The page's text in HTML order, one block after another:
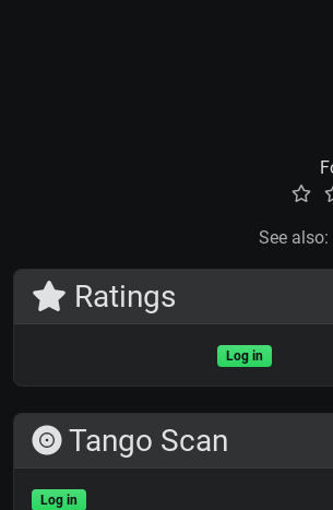
See also:
Ratings
Log in
Tango Scan
Log in